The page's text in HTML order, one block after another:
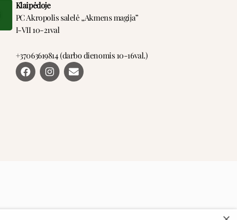
Klaipėdoje
PC Akropolis salelė ,,Akmens magija”
I-VII 10-21val
+37063619814 (darbo dienomis 10-16val.)
F
a
c
I
n
s
E
n
v